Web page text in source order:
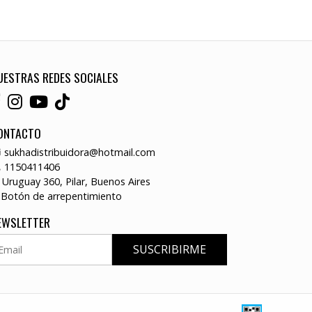
REDES SOCIALES
sukhadistribuidora@hotmail.com
1150411406
Uruguay 360, Pilar, Buenos Aires
Botón de arrepentimiento
SUSCRIBIRME